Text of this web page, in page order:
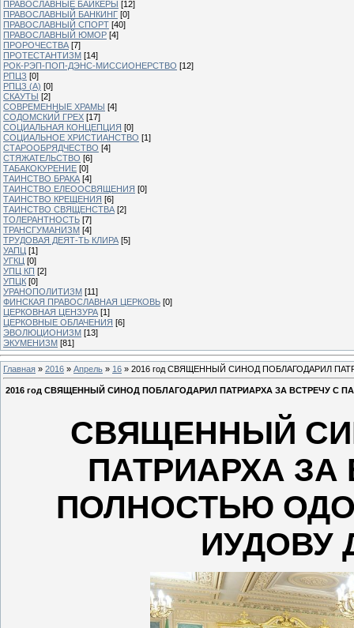
ПРАВОСЛАВНЫЕ БАЙКЕРЫ [12]
ПРАВОСЛАВНЫЙ БАНКИНГ [0]
ПРАВОСЛАВНЫЙ СПОРТ [40]
ПРАВОСЛАВНЫЙ ЮМОР [4]
ПРОРОЧЕСТВА [7]
ПРОТЕСТАНТИЗМ [14]
РОК-РЭП-ПОП-ДЭНС-МИССИОНЕРСТВО [12]
РПЦЗ [0]
РПЦЗ (А) [0]
СКАУТЫ [2]
СОВРЕМЕННЫЕ ХРАМЫ [4]
СОДОМСКИЙ ГРЕХ [17]
СОЦИАЛЬНАЯ КОНЦЕПЦИЯ [0]
СОЦИАЛЬНОЕ ХРИСТИАНСТВО [1]
СТАРООБРЯДЧЕСТВО [4]
СТЯЖАТЕЛЬСТВО [6]
ТАБАКОКУРЕНИЕ [0]
ТАИНСТВО БРАКА [4]
ТАИНСТВО ЕЛЕООСВЯЩЕНИЯ [0]
ТАИНСТВО КРЕЩЕНИЯ [6]
ТАИНСТВО СВЯЩЕНСТВА [2]
ТОЛЕРАНТНОСТЬ [7]
ТРАНСГУМАНИЗМ [4]
ТРУДОВАЯ ДЕЯТ-ТЬ КЛИРА [5]
УАПЦ [1]
УГКЦ [0]
УПЦ КП [2]
УПЦК [0]
УРАНОПОЛИТИЗМ [11]
ФИНСКАЯ ПРАВОСЛАВНАЯ ЦЕРКОВЬ [0]
ЦЕРКОВНАЯ ЦЕНЗУРА [1]
ЦЕРКОВНЫЕ ОБЛАЧЕНИЯ [6]
ЭВОЛЮЦИОНИЗМ [13]
ЭКУМЕНИЗМ [81]
Главная » 2016 » Апрель » 16 » 2016 год СВЯЩЕННЫЙ СИНОД ПОБЛАГОДАРИЛ
2016 год СВЯЩЕННЫЙ СИНОД ПОБЛАГОДАРИЛ ПАТРИАРХА ЗА ВСТРЕЧУ
СВЯЩЕННЫЙ
ПАТРИАРХА ЗА
ПОЛНОСТЬЮ
ИУДОВУ